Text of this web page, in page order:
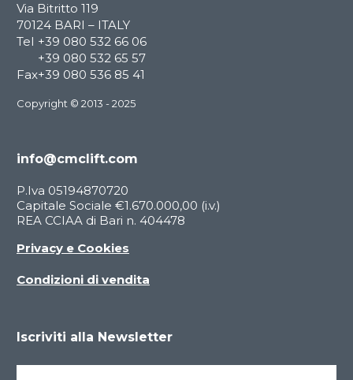
Via Bitritto 119
70124 BARI – ITALY
Tel +39 080 532 66 06
+39 080 532 65 57
Fax+39 080 536 85 41
Copyright © 2013 - 2025
info@cmclift.com
P.Iva 05194870720
Capitale Sociale €1.670.000,00 (i.v.)
REA CCIAA di Bari n. 404478
Privacy e Cookies
Condizioni di vendita
Iscriviti alla Newsletter